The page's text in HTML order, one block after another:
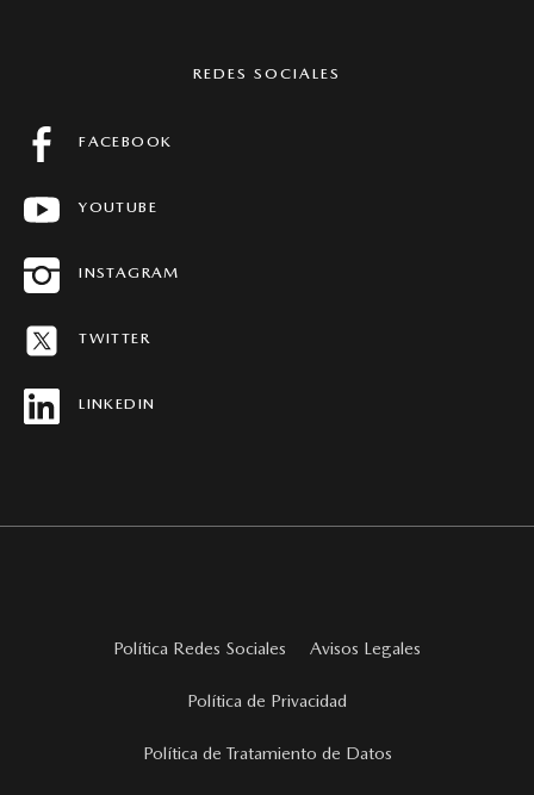
REVISTAS MAZDA STORIES
PREGUNTAS FRECUENTES
MAPA DEL SITIO
REDES SOCIALES
FACEBOOK
YOUTUBE
INSTAGRAM
TWITTER
LINKEDIN
Política Redes Sociales Avisos Legales
Política de Privacidad
Política de Tratamiento de Datos